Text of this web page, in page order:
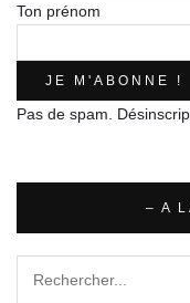
Ton prénom
Pas de spam.
– A